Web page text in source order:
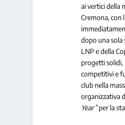
ai vertici della
Cremona, con
dopo una sola
LNP e della
progetti solidi,
competitivi e
club nella
organizzativa
Year”per la